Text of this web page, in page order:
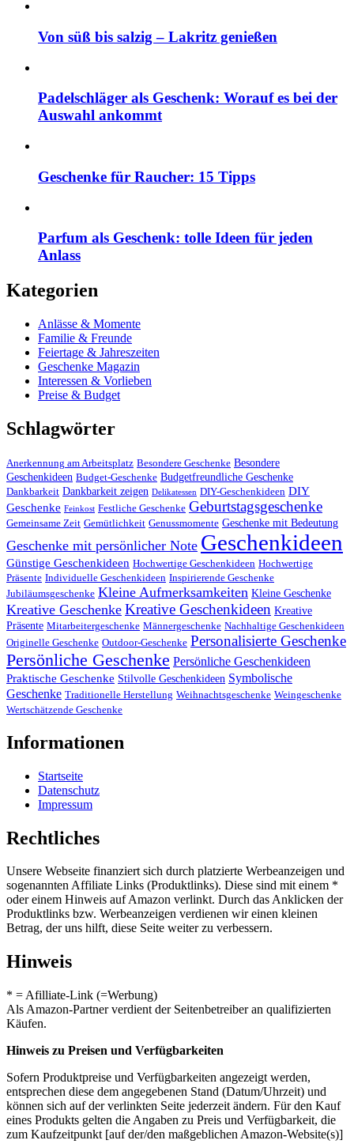
Von süß bis salzig – Lakritz genießen
Padelschläger als Geschenk: Worauf es bei der
Auswahl ankommt
Geschenke für Raucher: 15 Tipps
Parfum als Geschenk: tolle Ideen für jeden
Anlass
Kategorien
Anlässe & Momente
Familie & Freunde
Feiertage & Jahreszeiten
Geschenke Magazin
Interessen & Vorlieben
Preise & Budget
Schlagwörter
Anerkennung am Arbeitsplatz Besondere Geschenke Besondere
Geschenkideen Budget-Geschenke Budgetfreundliche Geschenke
Dankbarkeit Dankbarkeit zeigen Delikatessen DIY-Geschenkideen DIY
Geschenke Feinkost Festliche Geschenke Geburtstagsgeschenke
Gemeinsame Zeit Gemütlichkeit Genussmomente Geschenke mit Bedeutung
Geschenke mit persönlicher Note Geschenkideen
Günstige Geschenkideen Hochwertige Geschenkideen Hochwertige
Präsente Individuelle Geschenkideen Inspirierende Geschenke
Jubiläumsgeschenke Kleine Aufmerksamkeiten Kleine Geschenke
Kreative Geschenke Kreative Geschenkideen Kreative
Präsente Mitarbeitergeschenke Männergeschenke Nachhaltige Geschenkideen
Originelle Geschenke Outdoor-Geschenke Personalisierte Geschenke
Persönliche Geschenke Persönliche Geschenkideen
Praktische Geschenke Stilvolle Geschenkideen Symbolische
Geschenke Traditionelle Herstellung Weihnachtsgeschenke Weingeschenke
Wertschätzende Geschenke
Informationen
Startseite
Datenschutz
Impressum
Rechtliches
Unsere Webseite finanziert sich durch platzierte Werbeanzeigen und
sogenannten Affiliate Links (Produktlinks). Diese sind mit einem *
oder einem Hinweis auf Amazon verlinkt. Durch das Anklicken der
Produktlinks bzw. Werbeanzeigen verdienen wir einen kleinen
Betrag, der uns hilft, diese Seite weiter zu verbessern.
Hinweis
* = Afilliate-Link (=Werbung)
Als Amazon-Partner verdient der Seitenbetreiber an qualifizierten
Käufen.
Hinweis zu Preisen und Verfügbarkeiten
Sofern Produktpreise und Verfügbarkeiten angezeigt werden,
entsprechen diese dem angegebenen Stand (Datum/Uhrzeit) und
können sich auf der verlinkten Seite jederzeit ändern. Für den Kauf
eines Produkts gelten die Angaben zu Preis und Verfügbarkeit, die
zum Kaufzeitpunkt [auf der/den maßgeblichen Amazon-Website(s)]